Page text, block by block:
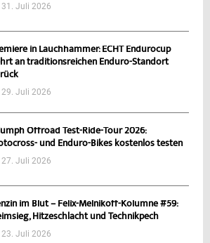
31. Juli 2026
in Lauchhammer: ECHT Endurocup
an traditionsreichen Enduro-Standort
29. Juli 2026
Offroad Test-Ride-Tour 2026:
und Enduro-Bikes kostenlos testen
27. Juli 2026
im Blut – Felix-Melnikoff-Kolumne #59:
Hitzeschlacht und Technikpech
23. Juli 2026